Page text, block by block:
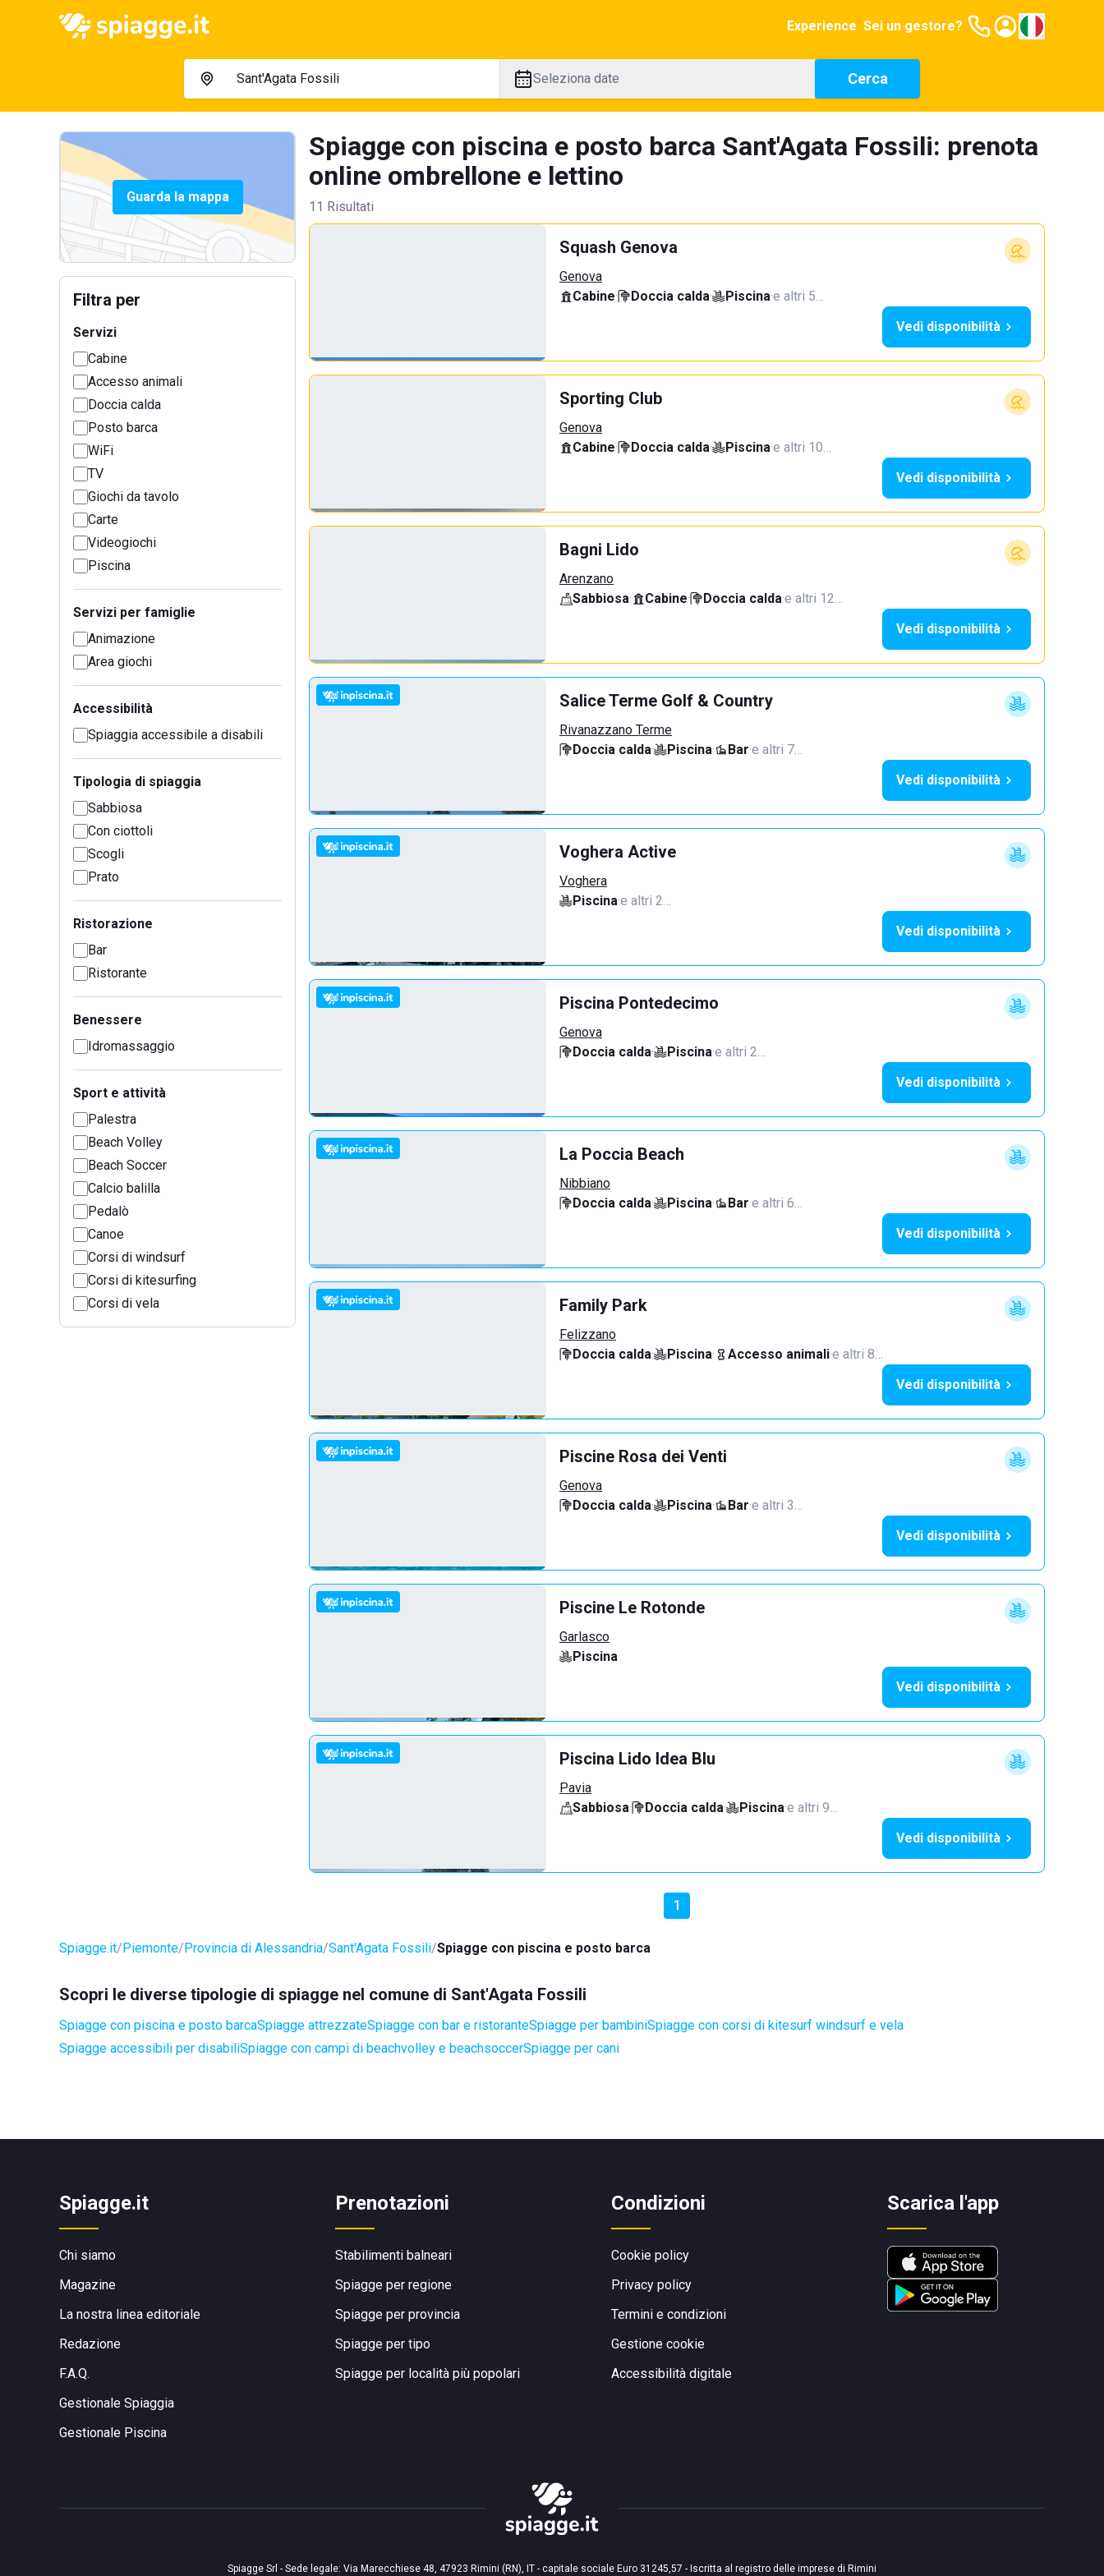
Experience Sei un gestore?
Seleziona date Cerca
Guarda la mappa
Filtra per
Servizi
Cabine
Accesso animali
Doccia calda
Posto barca
WiFi
TV
Giochi da tavolo
Carte
Videogiochi
Piscina
Servizi per famiglie
Animazione
Area giochi
Accessibilità
Spiaggia accessibile a disabili
Tipologia di spiaggia
Sabbiosa
Con ciottoli
Scogli
Prato
Ristorazione
Bar
Ristorante
Benessere
Idromassaggio
Sport e attività
Palestra
Beach Volley
Beach Soccer
Calcio balilla
Pedalò
Canoe
Corsi di windsurf
Corsi di kitesurfing
Corsi di vela
Spiagge con piscina e posto barca Sant'Agata Fossili: prenota
online ombrellone e lettino
11 Risultati
Squash Genova
Genova
Cabine· Doccia calda· Piscina·e altri 5…
Vedi disponibilità
Sporting Club
Genova
Cabine· Doccia calda· Piscina·e altri 10…
Vedi disponibilità
Bagni Lido
Arenzano
Sabbiosa· Cabine· Doccia calda·e altri 12…
Vedi disponibilità
Salice Terme Golf & Country
Rivanazzano Terme
Doccia calda· Piscina· Bar·e altri 7…
Vedi disponibilità
Voghera Active
Voghera
Piscina·e altri 2…
Vedi disponibilità
Piscina Pontedecimo
Genova
Doccia calda· Piscina·e altri 2…
Vedi disponibilità
La Poccia Beach
Nibbiano
Doccia calda· Piscina· Bar·e altri 6…
Vedi disponibilità
Family Park
Felizzano
Doccia calda· Piscina· Accesso animali·e altri 8…
Vedi disponibilità
Piscine Rosa dei Venti
Genova
Doccia calda· Piscina· Bar·e altri 3…
Vedi disponibilità
Piscine Le Rotonde
Garlasco
Piscina
Vedi disponibilità
Piscina Lido Idea Blu
Pavia
Sabbiosa· Doccia calda· Piscina·e altri 9…
Vedi disponibilità
1
Spiagge.it Piemonte Provincia di Alessandria Sant'Agata Fossili Spiagge con piscina e posto barca
Scopri le diverse tipologie di spiagge nel comune di Sant'Agata Fossili
Spiagge con piscina e posto barcaSpiagge attrezzateSpiagge con bar e ristoranteSpiagge per bambiniSpiagge con corsi di kitesurf windsurf e vela
Spiagge accessibili per disabiliSpiagge con campi di beachvolley e beachsoccerSpiagge per cani
Spiagge.it
Chi siamo
Magazine
La nostra linea editoriale
Redazione
F.A.Q.
Gestionale Spiaggia
Gestionale Piscina
Prenotazioni
Stabilimenti balneari
Spiagge per regione
Spiagge per provincia
Spiagge per tipo
Spiagge per località più popolari
Condizioni
Cookie policy
Privacy policy
Termini e condizioni
Gestione cookie
Accessibilità digitale
Scarica l'app
Spiagge Srl - Sede legale: Via Marecchiese 48, 47923 Rimini (RN), IT - capitale sociale Euro 31245,57 - Iscritta al registro delle imprese di Rimini